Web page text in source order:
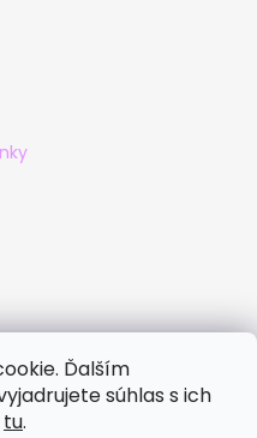
Ďalším
súhlas s ich
tu.